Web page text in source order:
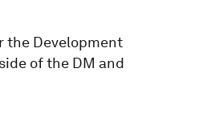
the Development
of the DM and